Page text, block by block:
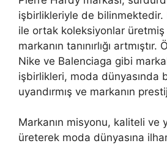
işbirlikleriyle de bilinmektedir.
ile ortak koleksiyonlar
markanın tanınırlığı
Nike ve Balenciaga gibi
işbirlikleri, moda dünyasında
uyandırmış ve markanın
Markanın misyonu, kaliteli ve
üreterek moda dünyasına